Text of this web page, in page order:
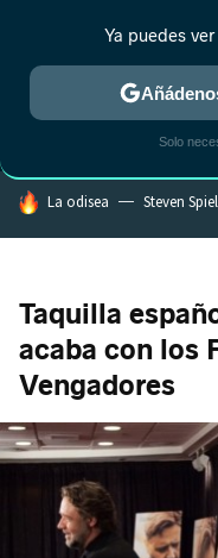
MENÚ
ESTRENOS
HOY SE HABLA DE
La odisea Steven
Taquilla
acaba con los
Vengadores
Ya puedes
Solo